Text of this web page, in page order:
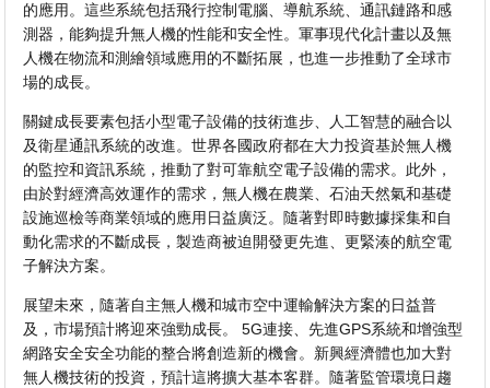
的應用。這些系統包括飛行控制電腦、導航系統、通訊鏈路和感
測器，能夠提升無人機的性能和安全性。軍事現代化計畫以及無
人機在物流和測繪領域應用的不斷拓展，也進一步推動了全球市
場的成長。
關鍵成長要素包括小型電子設備的技術進步、人工智慧的融合以
及衛星通訊系統的改進。世界各國政府都在大力投資基於無人機
的監控和資訊系統，推動了對可靠航空電子設備的需求。此外，
由於對經濟高效運作的需求，無人機在農業、石油天然氣和基礎
設施巡檢等商業領域的應用日益廣泛。隨著對即時數據採集和自
動化需求的不斷成長，製造商被迫開發更先進、更緊湊的航空電
子解決方案。
展望未來，隨著自主無人機和城市空中運輸解決方案的日益普
及，市場預計將迎來強勁成長。 5G連接、先進GPS系統和增強型
網路安全安全功能的整合將創造新的機會。新興經濟體也加大對
無人機技術的投資，預計這將擴大基本客群。隨著監管環境日趨